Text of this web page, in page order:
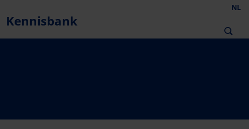
Kennisbank
NL